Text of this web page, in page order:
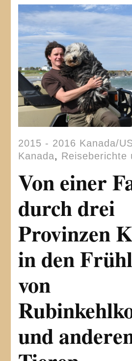
2015 - 2016 Kanada/
Kanada, Reiseberichte
Von einer
durch drei
Provinzen
in den
von
und